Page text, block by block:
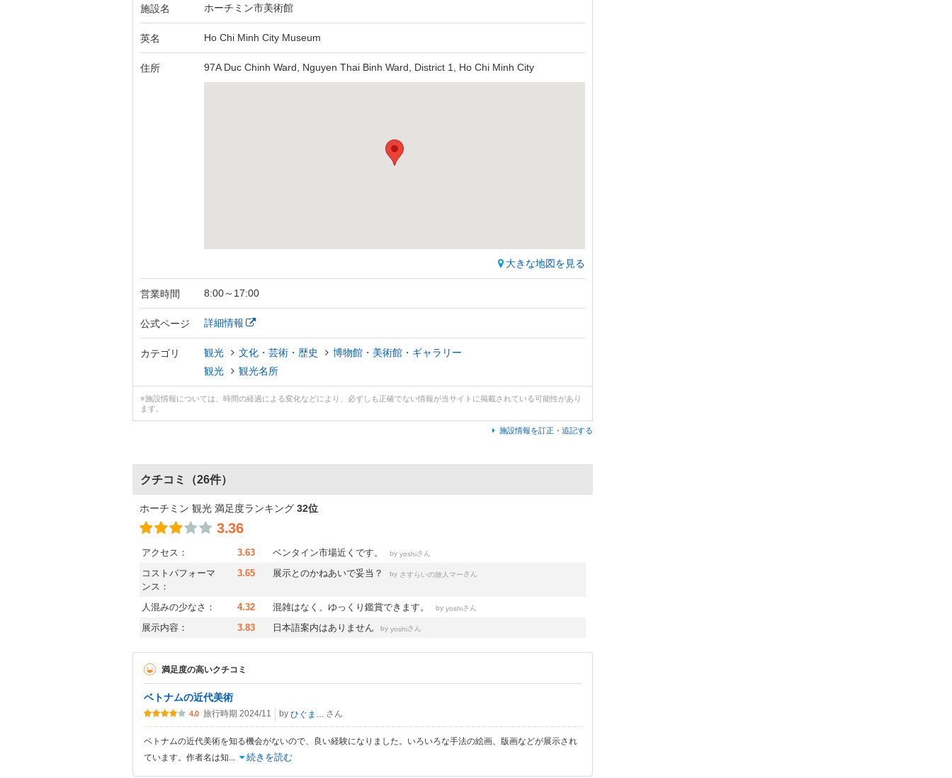
施設名 ホーチミン市美術館
英名 Ho Chi Minh City Museum
住所 97A Duc Chinh Ward, Nguyen Thai Binh Ward, District 1, Ho Chi Minh City
大きな地図を見る
営業時間 8:00～17:00
公式ページ 詳細情報
カテゴリ 観光 文化・芸術・歴史
博物館・美術館・ギャラリー
観光
観光名所
※施設情報については、時間の経過による変化などにより、必ずしも正確でない情報が当サイトに掲載されている可能性があり
ます。
施設情報を訂正・追記する
クチコミ （26件）
ホーチミン 観光 満足度ランキング 32位
3.36
アクセス： 3.63 ベンタイン市場近くです。 by yoshiさん
コストパフォーマ
ンス：
3.65 展示とのかねあいで妥当？ by さすらいの旅人マーさん
人混みの少なさ： 4.32 混雑はなく、ゆっくり鑑賞できます。 by yoshiさん
展示内容： 3.83 日本語案内はありません by yoshiさん
満足度の高いクチコミ
ベトナムの近代美術
4.0 旅行時期 2024/11 by さん
ベトナムの近代美術を知る機会がないので、良い経験になりました。いろいろな手法の絵画、版画などが展示され
ています。作者名は知
続きを読む